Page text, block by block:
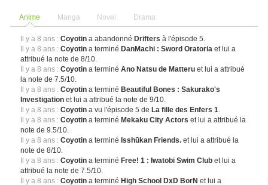
Anime Manga Novel Drama
Il y a 8 ans : Coyotin a abandonné Drifters à l'épisode 5.
Il y a 8 ans : Coyotin a terminé DanMachi : Sword Oratoria et lui a
attribué la note de 8/10.
Il y a 8 ans : Coyotin a terminéAno Natsu de Matteru et lui a attribué
la note de 7.5/10.
Il y a 8 ans : Coyotin a terminé Beautiful Bones : Sakurako's
Investigation et lui a attribué la note de 9/10.
Il y a 8 ans : Coyotin a vu l'épisode 5 de La fille des Enfers 1.
Il y a 8 ans : Coyotin a terminé Mekaku City Actors et lui a attribué la
note de 9.5/10.
Il y a 8 ans : Coyotin a terminé Isshūkan Friends. et lui a attribué la
note de 8/10.
Il y a 8 ans : Coyotin a terminé Free! 1 : Iwatobi Swim Club et lui a
attribué la note de 7.5/10.
Il y a 8 ans : Coyotin a terminé High School DxD BorN et lui a